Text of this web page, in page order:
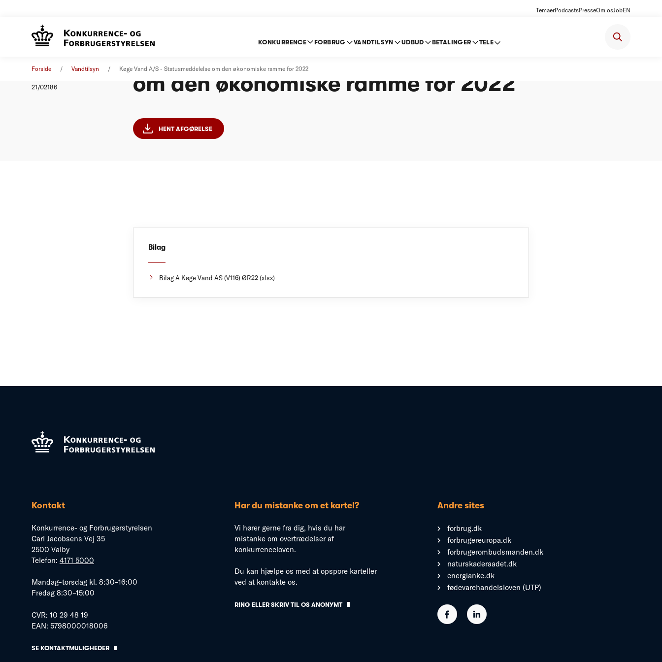
TemaerPodcastsPresseOm osJobEN
KONKURRENCE FORBRUG VANDTILSYN UDBUD BETALINGER TELE
Forside Vandtilsyn Køge Vand A/S - Statusmeddelelse om den økonomiske ramme for 2022
21/02186
om den økonomiske ramme for 2022
HENT AFGØRELSE
Bilag
Bilag A Køge Vand AS (V116) ØR22 (xlsx)
Kontakt
Konkurrence- og Forbrugerstyrelsen
Carl Jacobsens Vej 35
2500 Valby
Telefon: 4171 5000
Mandag–torsdag kl. 8:30–16:00
Fredag 8:30–15:00
CVR: 10 29 48 19
EAN: 5798000018006
SE KONTAKTMULIGHEDER
Har du mistanke om et kartel?
Vi hører gerne fra dig, hvis du har
mistanke om overtrædelser af
konkurrenceloven.
Du kan hjælpe os med at opspore karteller
ved at kontakte os.
RING ELLER SKRIV TIL OS ANONYMT
Andre sites
forbrug.dk
forbrugereuropa.dk
forbrugerombudsmanden.dk
naturskaderaadet.dk
energianke.dk
fødevarehandelsloven (UTP)